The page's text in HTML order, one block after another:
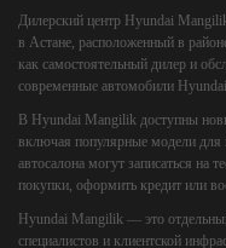
Дилерский центр Hyundai
в Астане, расположенный в
как самостоятельный дилер и
современные автомобили
В Hyundai Mangilik доступны
включая популярные модели для
автосалона могут записаться на
покупки, оформить кредит или
Hyundai Mangilik — это
специалистов и клиентской